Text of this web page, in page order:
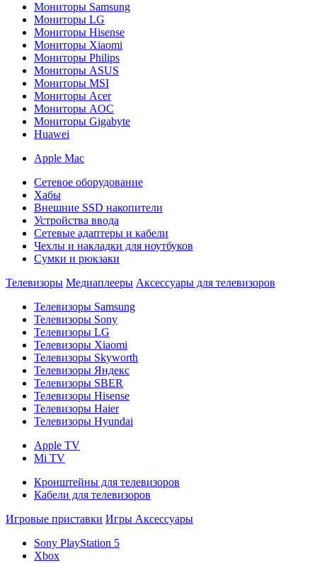
Мониторы Samsung
Мониторы LG
Мониторы Hisense
Мониторы Xiaomi
Мониторы Philips
Мониторы ASUS
Мониторы MSI
Мониторы Acer
Мониторы AOC
Мониторы Gigabyte
Huawei
Apple Mac
Сетевое оборудование
Хабы
Внешние SSD накопители
Устройства ввода
Сетевые адаптеры и кабели
Чехлы и накладки для ноутбуков
Сумки и рюкзаки
Телевизоры Медиаплееры Аксессуары для телевизоров
Телевизоры Samsung
Телевизоры Sony
Телевизоры LG
Телевизоры Xiaomi
Телевизоры Skyworth
Телевизоры Яндекс
Телевизоры SBER
Телевизоры Hisense
Телевизоры Haier
Телевизоры Hyundai
Apple TV
Mi TV
Кронштейны для телевизоров
Кабели для телевизоров
Игровые приставки Игры Аксессуары
Sony PlayStation 5
Xbox